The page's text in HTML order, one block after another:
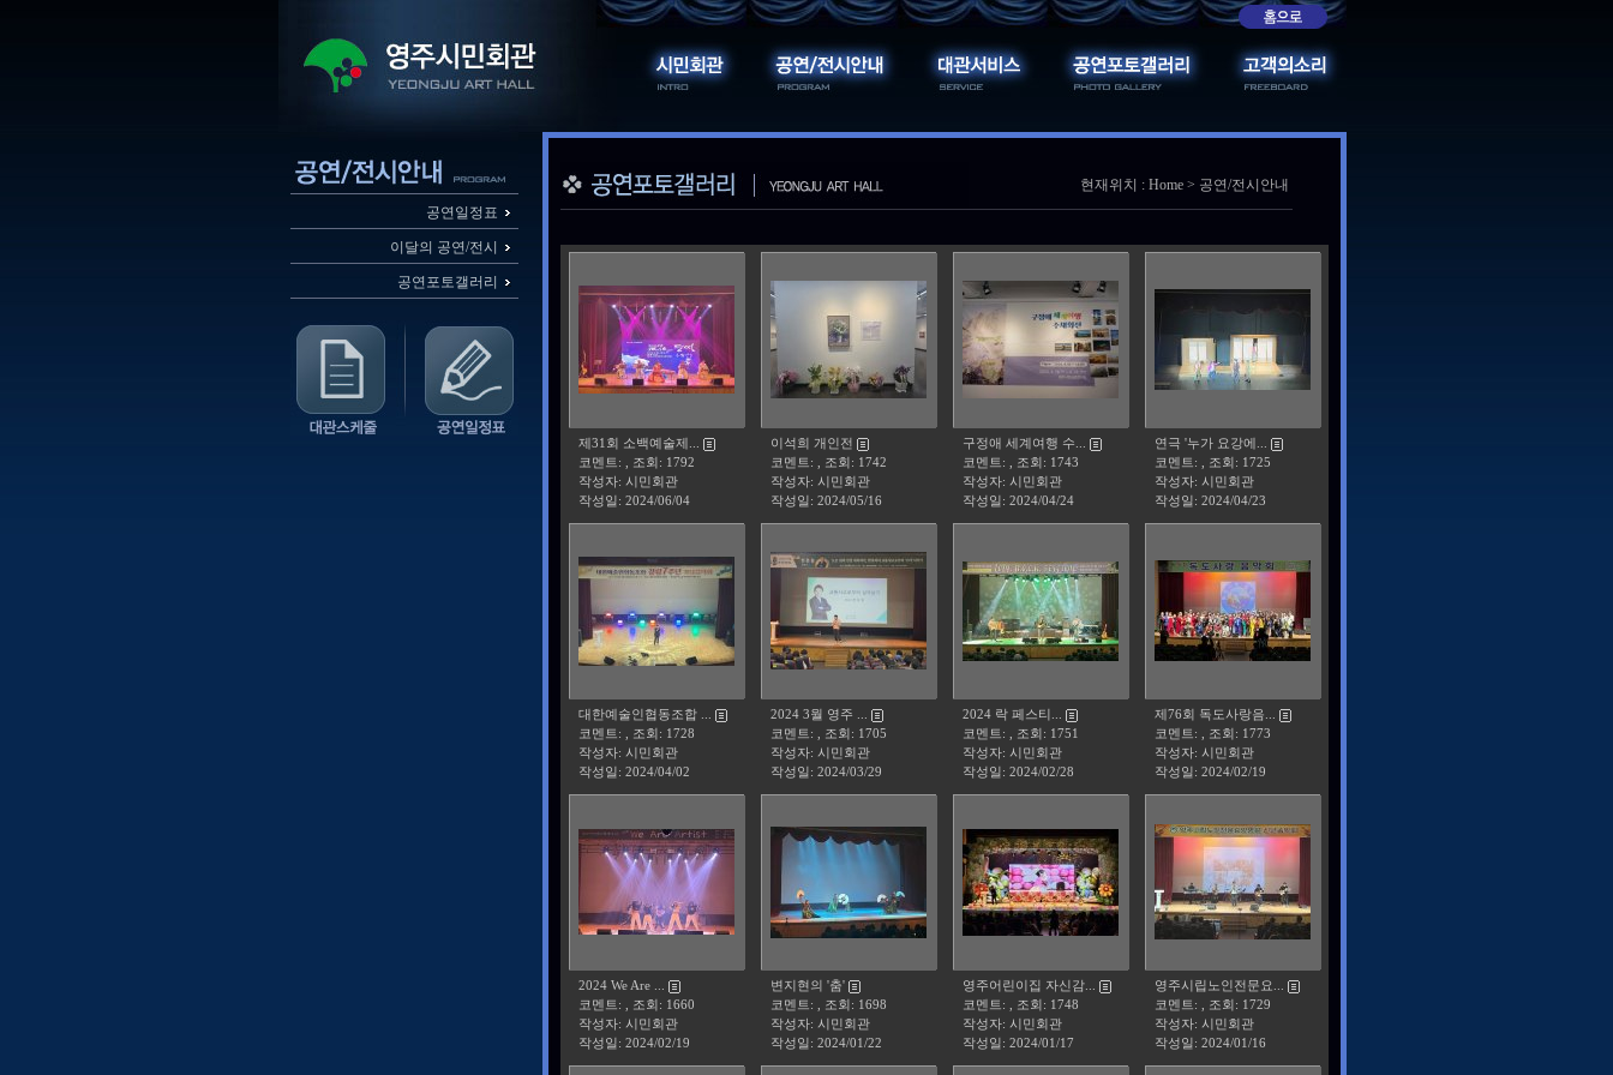
공연일정표
이달의 공연/전시
공연포토갤러리
현재위치 : Home > 공연/전시안내
제31회 소백예술제...
코멘트: , 조회: 1792
작성자: 시민회관
작성일: 2024/06/04
이석희 개인전
코멘트: , 조회: 1742
작성자: 시민회관
작성일: 2024/05/16
구정애 세계여행 수...
코멘트: , 조회: 1743
작성자: 시민회관
작성일: 2024/04/24
연극 '누가 요강에...
코멘트: , 조회: 1725
작성자: 시민회관
작성일: 2024/04/23
대한예술인협동조합 ...
코멘트: , 조회: 1728
작성자: 시민회관
작성일: 2024/04/02
2024 3월 영주 ...
코멘트: , 조회: 1705
작성자: 시민회관
작성일: 2024/03/29
2024 락 페스티...
코멘트: , 조회: 1751
작성자: 시민회관
작성일: 2024/02/28
제76회 독도사랑음...
코멘트: , 조회: 1773
작성자: 시민회관
작성일: 2024/02/19
2024 We Are ...
코멘트: , 조회: 1660
작성자: 시민회관
작성일: 2024/02/19
변지현의 '춤'
코멘트: , 조회: 1698
작성자: 시민회관
작성일: 2024/01/22
영주어린이집 자신감...
코멘트: , 조회: 1748
작성자: 시민회관
작성일: 2024/01/17
영주시립노인전문요...
코멘트: , 조회: 1729
작성자: 시민회관
작성일: 2024/01/16